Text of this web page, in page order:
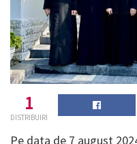
1
DISTRIBUIRI
Pe data de 7 august